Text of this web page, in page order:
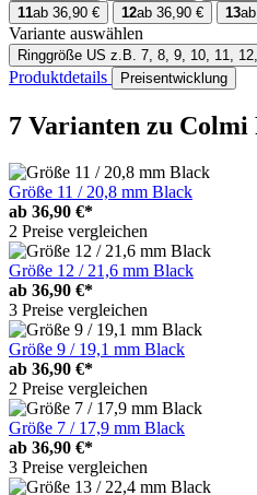
11ab 36,90 € 12ab 36,90 € 13
Variante auswählen
Ringgröße US z.B. 7, 8, 9, 10, 11,
Produktdetails Preisentwicklung
7 Varianten zu Colmi
Größe 11 / 20,8 mm Black
ab 36,90 €*
2 Preise vergleichen
Größe 12 / 21,6 mm Black
ab 36,90 €*
3 Preise vergleichen
Größe 9 / 19,1 mm Black
ab 36,90 €*
2 Preise vergleichen
Größe 7 / 17,9 mm Black
ab 36,90 €*
3 Preise vergleichen